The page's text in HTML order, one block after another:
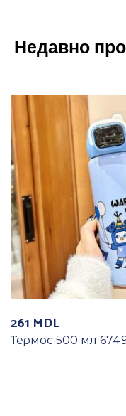
Недавно
261 MDL
Термос 500 мл